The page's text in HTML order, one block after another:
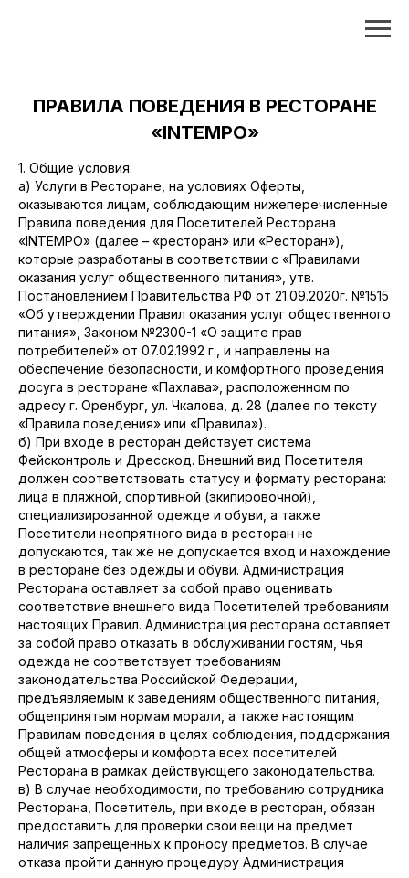
ПРАВИЛА ПОВЕДЕНИЯ В РЕСТОРАНЕ
«INTEMPO»
1. Общие условия:
а) Услуги в Ресторане, на условиях Оферты,
оказываются лицам, соблюдающим нижеперечисленные
Правила поведения для Посетителей Ресторана
«INTEMPO» (далее – «ресторан» или «Ресторан»),
которые разработаны в соответствии с «Правилами
оказания услуг общественного питания», утв.
Постановлением Правительства РФ от 21.09.2020г. №1515
«Об утверждении Правил оказания услуг общественного
питания», Законом №2300-1 «О защите прав
потребителей» от 07.02.1992 г., и направлены на
обеспечение безопасности, и комфортного проведения
досуга в ресторане «Пахлава», расположенном по
адресу г. Оренбург, ул. Чкалова, д. 28 (далее по тексту
«Правила поведения» или «Правила»).
б) При входе в ресторан действует система
Фейсконтроль и Дресскод. Внешний вид Посетителя
должен соответствовать статусу и формату ресторана:
лица в пляжной, спортивной (экипировочной),
специализированной одежде и обуви, а также
Посетители неопрятного вида в ресторан не
допускаются, так же не допускается вход и нахождение
в ресторане без одежды и обуви. Администрация
Ресторана оставляет за собой право оценивать
соответствие внешнего вида Посетителей требованиям
настоящих Правил. Администрация ресторана оставляет
за собой право отказать в обслуживании гостям, чья
одежда не соответствует требованиям
законодательства Российской Федерации,
предъявляемым к заведениям общественного питания,
общепринятым нормам морали, а также настоящим
Правилам поведения в целях соблюдения, поддержания
общей атмосферы и комфорта всех посетителей
Ресторана в рамках действующего законодательства.
в) В случае необходимости, по требованию сотрудника
Ресторана, Посетитель, при входе в ресторан, обязан
предоставить для проверки свои вещи на предмет
наличия запрещенных к проносу предметов. В случае
отказа пройти данную процедуру Администрация